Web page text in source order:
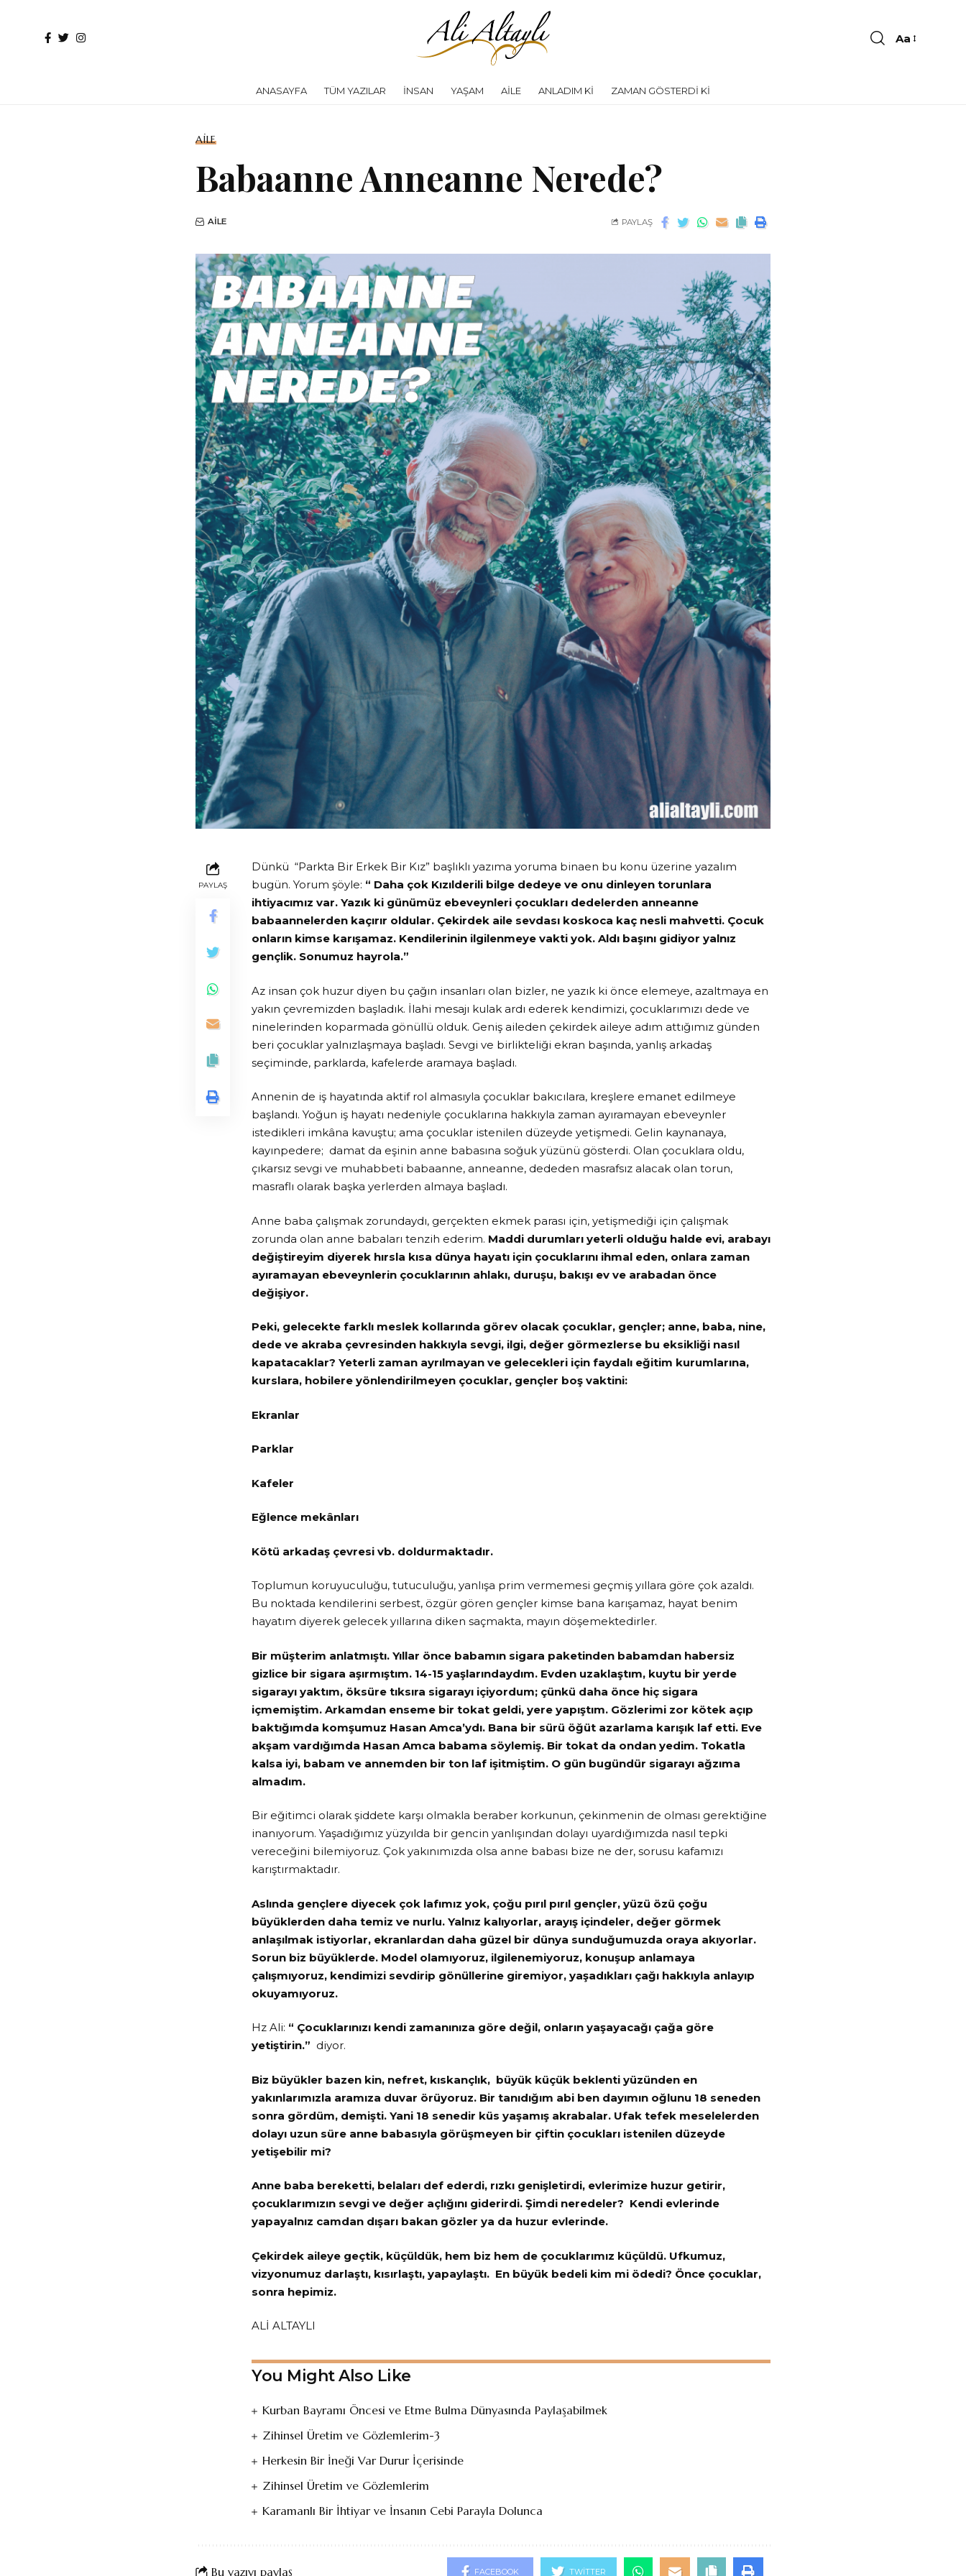
Aa
ANASAYFA TÜM YAZILAR İNSAN YAŞAM AILE ANLADIM KI ZAMAN GÖSTERDI KI
AILE
Babaanne Anneanne Nerede?
AILE PAYLAŞ
PAYLAŞ
Dünkü “Parkta Bir Erkek Bir Kız” başlıklı yazıma yoruma binaen bu konu üzerine yazalım
bugün. Yorum şöyle: “ Daha çok Kızılderili bilge dedeye ve onu dinleyen torunlara
ihtiyacımız var. Yazık ki günümüz ebeveynleri çocukları dedelerden anneanne
babaannelerden kaçırır oldular. Çekirdek aile sevdası koskoca kaç nesli mahvetti. Çocuk
onların kimse karışamaz. Kendilerinin ilgilenmeye vakti yok. Aldı başını gidiyor yalnız
gençlik. Sonumuz hayrola.”
Az insan çok huzur diyen bu çağın insanları olan bizler, ne yazık ki önce elemeye, azaltmaya en
yakın çevremizden başladık. İlahi mesajı kulak ardı ederek kendimizi, çocuklarımızı dede ve
ninelerinden koparmada gönüllü olduk. Geniş aileden çekirdek aileye adım attığımız günden
beri çocuklar yalnızlaşmaya başladı. Sevgi ve birlikteliği ekran başında, yanlış arkadaş
seçiminde, parklarda, kafelerde aramaya başladı.
Annenin de iş hayatında aktif rol almasıyla çocuklar bakıcılara, kreşlere emanet edilmeye
başlandı. Yoğun iş hayatı nedeniyle çocuklarına hakkıyla zaman ayıramayan ebeveynler
istedikleri imkâna kavuştu; ama çocuklar istenilen düzeyde yetişmedi. Gelin kaynanaya,
kayınpedere; damat da eşinin anne babasına soğuk yüzünü gösterdi. Olan çocuklara oldu,
çıkarsız sevgi ve muhabbeti babaanne, anneanne, dededen masrafsız alacak olan torun,
masraflı olarak başka yerlerden almaya başladı.
Anne baba çalışmak zorundaydı, gerçekten ekmek parası için, yetişmediği için çalışmak
zorunda olan anne babaları tenzih ederim. Maddi durumları yeterli olduğu halde evi, arabayı
değiştireyim diyerek hırsla kısa dünya hayatı için çocuklarını ihmal eden, onlara zaman
ayıramayan ebeveynlerin çocuklarının ahlakı, duruşu, bakışı ev ve arabadan önce
değişiyor.
Peki, gelecekte farklı meslek kollarında görev olacak çocuklar, gençler; anne, baba, nine,
dede ve akraba çevresinden hakkıyla sevgi, ilgi, değer görmezlerse bu eksikliği nasıl
kapatacaklar? Yeterli zaman ayrılmayan ve gelecekleri için faydalı eğitim kurumlarına,
kurslara, hobilere yönlendirilmeyen çocuklar, gençler boş vaktini:
Ekranlar
Parklar
Kafeler
Eğlence mekânları
Kötü arkadaş çevresi vb. doldurmaktadır.
Toplumun koruyuculuğu, tutuculuğu, yanlışa prim vermemesi geçmiş yıllara göre çok azaldı.
Bu noktada kendilerini serbest, özgür gören gençler kimse bana karışamaz, hayat benim
hayatım diyerek gelecek yıllarına diken saçmakta, mayın döşemektedirler.
Bir müşterim anlatmıştı. Yıllar önce babamın sigara paketinden babamdan habersiz
gizlice bir sigara aşırmıştım. 14-15 yaşlarındaydım. Evden uzaklaştım, kuytu bir yerde
sigarayı yaktım, öksüre tıksıra sigarayı içiyordum; çünkü daha önce hiç sigara
içmemiştim. Arkamdan enseme bir tokat geldi, yere yapıştım. Gözlerimi zor kötek açıp
baktığımda komşumuz Hasan Amca’ydı. Bana bir sürü öğüt azarlama karışık laf etti. Eve
akşam vardığımda Hasan Amca babama söylemiş. Bir tokat da ondan yedim. Tokatla
kalsa iyi, babam ve annemden bir ton laf işitmiştim. O gün bugündür sigarayı ağzıma
almadım.
Bir eğitimci olarak şiddete karşı olmakla beraber korkunun, çekinmenin de olması gerektiğine
inanıyorum. Yaşadığımız yüzyılda bir gencin yanlışından dolayı uyardığımızda nasıl tepki
vereceğini bilemiyoruz. Çok yakınımızda olsa anne babası bize ne der, sorusu kafamızı
karıştırmaktadır.
Aslında gençlere diyecek çok lafımız yok, çoğu pırıl pırıl gençler, yüzü özü çoğu
büyüklerden daha temiz ve nurlu. Yalnız kalıyorlar, arayış içindeler, değer görmek
anlaşılmak istiyorlar, ekranlardan daha güzel bir dünya sunduğumuzda oraya akıyorlar.
Sorun biz büyüklerde. Model olamıyoruz, ilgilenemiyoruz, konuşup anlamaya
çalışmıyoruz, kendimizi sevdirip gönüllerine giremiyor, yaşadıkları çağı hakkıyla anlayıp
okuyamıyoruz.
Hz Ali: “ Çocuklarınızı kendi zamanınıza göre değil, onların yaşayacağı çağa göre
yetiştirin.” diyor.
Biz büyükler bazen kin, nefret, kıskançlık, büyük küçük beklenti yüzünden en
yakınlarımızla aramıza duvar örüyoruz. Bir tanıdığım abi ben dayımın oğlunu 18 seneden
sonra gördüm, demişti. Yani 18 senedir küs yaşamış akrabalar. Ufak tefek meselelerden
dolayı uzun süre anne babasıyla görüşmeyen bir çiftin çocukları istenilen düzeyde
yetişebilir mi?
Anne baba bereketti, belaları def ederdi, rızkı genişletirdi, evlerimize huzur getirir,
çocuklarımızın sevgi ve değer açlığını giderirdi. Şimdi neredeler? Kendi evlerinde
yapayalnız camdan dışarı bakan gözler ya da huzur evlerinde.
Çekirdek aileye geçtik, küçüldük, hem biz hem de çocuklarımız küçüldü. Ufkumuz,
vizyonumuz darlaştı, kısırlaştı, yapaylaştı. En büyük bedeli kim mi ödedi? Önce çocuklar,
sonra hepimiz.
ALİ ALTAYLI
You Might Also Like
Kurban Bayramı Öncesi ve Etme Bulma Dünyasında Paylaşabilmek
Zihinsel Üretim ve Gözlemlerim-3
Herkesin Bir İneği Var Durur İçerisinde
Zihinsel Üretim ve Gözlemlerim
Karamanlı Bir İhtiyar ve İnsanın Cebi Parayla Dolunca
Bu yazıyı paylaş FACEBOOK TWITTER